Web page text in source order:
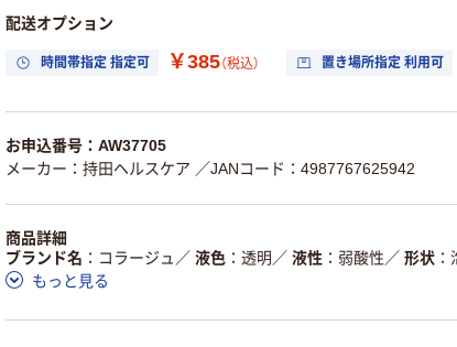
配送オプション
時間帯指定 指定可 ￥385（税込） 置き場所指定 利用可
お申込番号：AW37705
メーカー：持田ヘルスケア ／JANコード：4987767625942
商品詳細
ブランド名
コラージュ ／ 液色 透明 ／ 液性 弱酸性 ／ 形状
もっと見る